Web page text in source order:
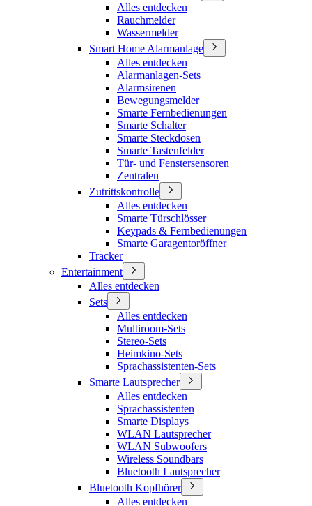
Alles entdecken
Rauchmelder
Wassermelder
Smart Home Alarmanlage
Alles entdecken
Alarmanlagen-Sets
Alarmsirenen
Bewegungsmelder
Smarte Fernbedienungen
Smarte Schalter
Smarte Steckdosen
Smarte Tastenfelder
Tür- und Fenstersensoren
Zentralen
Zutrittskontrolle
Alles entdecken
Smarte Türschlösser
Keypads & Fernbedienungen
Smarte Garagentoröffner
Tracker
Entertainment
Alles entdecken
Sets
Alles entdecken
Multiroom-Sets
Stereo-Sets
Heimkino-Sets
Sprachassistenten-Sets
Smarte Lautsprecher
Alles entdecken
Sprachassistenten
Smarte Displays
WLAN Lautsprecher
WLAN Subwoofers
Wireless Soundbars
Bluetooth Lautsprecher
Bluetooth Kopfhörer
Alles entdecken